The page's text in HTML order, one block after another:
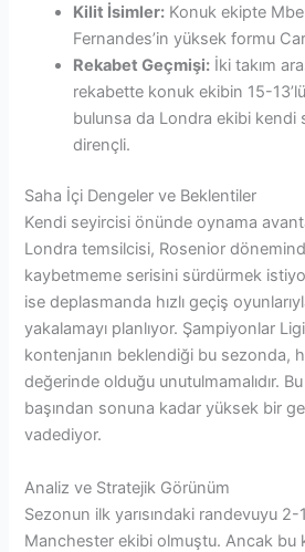
Kilit İsimler: Konuk ekipte
Fernandes’in yüksek formu
Rekabet Geçmişi: İki takım
rekabette konuk ekibin 15-
bulunsa da Londra ekibi kendi
dirençli.
Saha İçi Dengeler ve Beklentiler
Kendi seyircisi önünde oynama
Londra temsilcisi, Rosenior
kaybetmeme serisini sürdürmek
ise deplasmanda hızlı geçiş
yakalamayı planlıyor. Şampiyonlar
kontenjanın beklendiği bu sezonda,
değerinde olduğu unutulmamalıdır.
başından sonuna kadar yüksek bir
vadediyor.
Analiz ve Stratejik Görünüm
Sezonun ilk yarısındaki randevuyu
Manchester ekibi olmuştu. Ancak bu